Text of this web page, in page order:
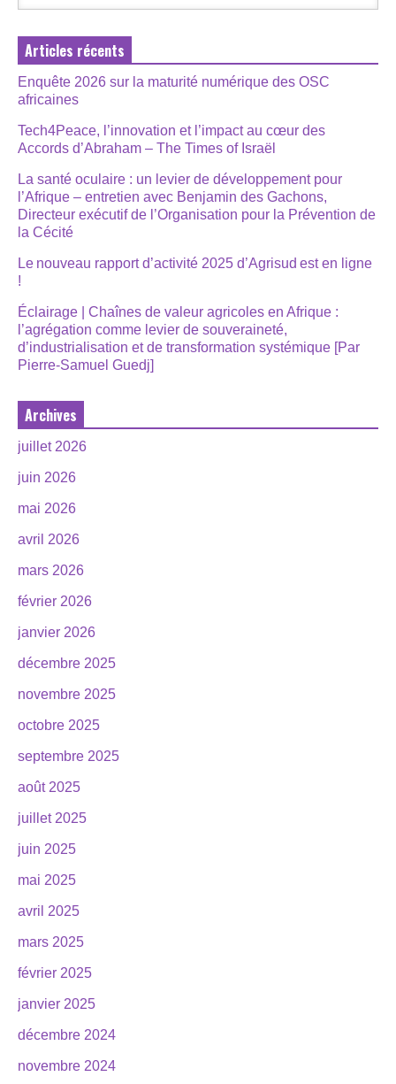
Articles récents
Enquête 2026 sur la maturité numérique des OSC
africaines
Tech4Peace, l’innovation et l’impact au cœur des
Accords d’Abraham – The Times of Israël
La santé oculaire : un levier de développement pour
l’Afrique – entretien avec Benjamin des Gachons,
Directeur exécutif de l’Organisation pour la Prévention de
la Cécité
Le nouveau rapport d’activité 2025 d’Agrisud est en ligne
!
Éclairage | Chaînes de valeur agricoles en Afrique :
l’agrégation comme levier de souveraineté,
d’industrialisation et de transformation systémique [Par
Pierre-Samuel Guedj]
Archives
juillet 2026
juin 2026
mai 2026
avril 2026
mars 2026
février 2026
janvier 2026
décembre 2025
novembre 2025
octobre 2025
septembre 2025
août 2025
juillet 2025
juin 2025
mai 2025
avril 2025
mars 2025
février 2025
janvier 2025
décembre 2024
novembre 2024